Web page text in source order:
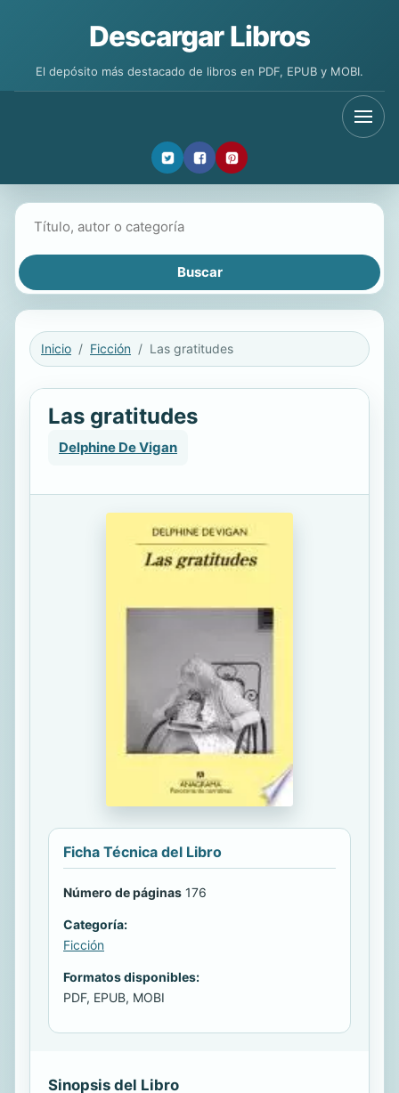
Descargar Libros
El depósito más destacado de libros en PDF, EPUB y MOBI.
Inicio Ficción Las gratitudes
Las gratitudes
Delphine De Vigan
Ficha Técnica del Libro
Número de páginas 176
Categoría:
Ficción
Formatos disponibles:
PDF, EPUB, MOBI
Sinopsis del Libro